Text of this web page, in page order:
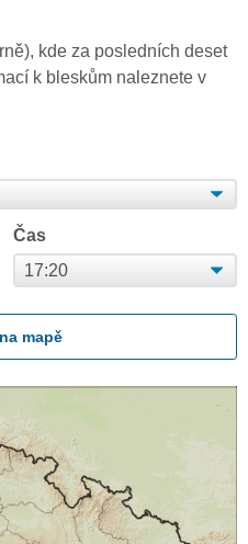
kde za posledních deset
k bleskům naleznete v
Čas
mapě